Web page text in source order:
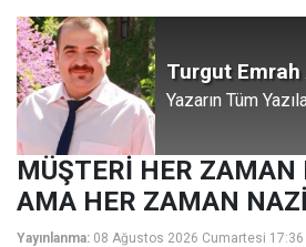
Turgut Emrah
Yazarın Tüm
MÜŞTERİ HER
AMA HER ZAMAN
Yayınlanma: 08 Ağustos 2026 Cumartesi 17:36